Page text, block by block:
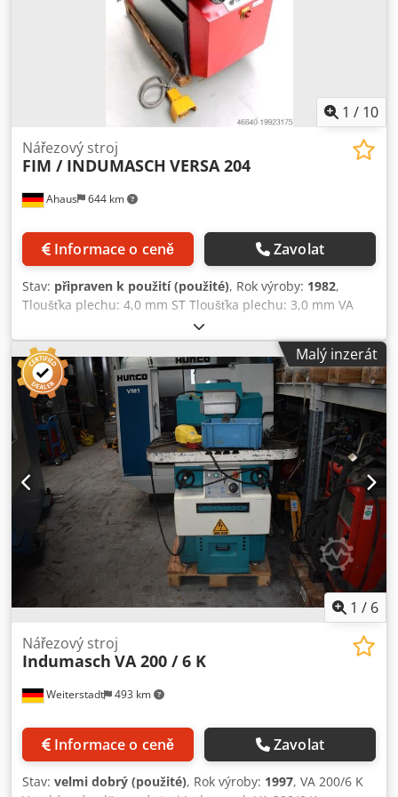
1 / 10
Ahaus 644 km
Nářezový stroj
FIM / INDUMASCH VERSA 204
Informace o ceně Zavolat
Stav: připraven k použití (použité), Rok výroby: 1982,
Tloušťka plechu: 4,0 mm ST Tloušťka plechu: 3,0 mm VA
Velikost stolu: 1200 x 780 mm Délka nože: 200 x 200 mm
Počet zdvihů za minutu: cca 60 zdvihů/min Úhel
nastavitelný od 30 do 120 stupňů Výkon motoru: 4,0 kW
Hmotnost stroje: cca 1200 kg Potřebný prostor: cca 1700 x
1000 x 1500 mm * Stroj s 1x novou sadou výsekových nožů
(!!) * uveden do provozu v roce 2026 * pořizovací cena cca
1.000 EUR Dcsdpfjxaaiiex Akpsk Vybavení: - elektro-
hydraulický výsekový stroj s nastavením úhlu * nastavení
úhlu pomocí ručních koleček - čelní ovládací panel -
plexisklový kryt pro lepší přehlednost - kalené nože vhodné
i pro řezání nerezové oceli - hoblovaná pracovní plocha
stolu * pro zabránění zaseknutí nebo sklouznutí plechu -
2x dorazové pravítko * s pohyblivými a vyměnitelnými
dorazovými lištami - boční odhoz odpadu - volně
umístitelný nožní spínač - návod k obsluze
Malý inzerát
1 / 6
Weiterstadt 493 km
Nářezový stroj
Indumasch VA 200 / 6 K
Informace o ceně Zavolat
Stav: velmi dobrý (použité), Rok výroby: 1997, VA 200/6 K